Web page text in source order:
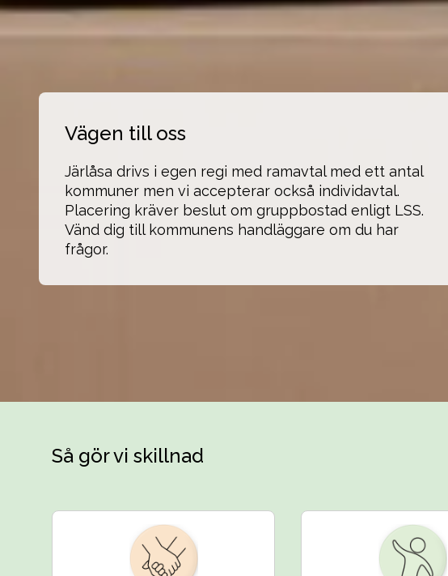
Vägen till oss
Järlåsa drivs i egen regi med ramavtal med ett antal
kommuner men vi accepterar också individavtal.
Placering kräver beslut om gruppbostad enligt LSS.
Vänd dig till kommunens handläggare om du har
frågor.
Så gör vi skillnad